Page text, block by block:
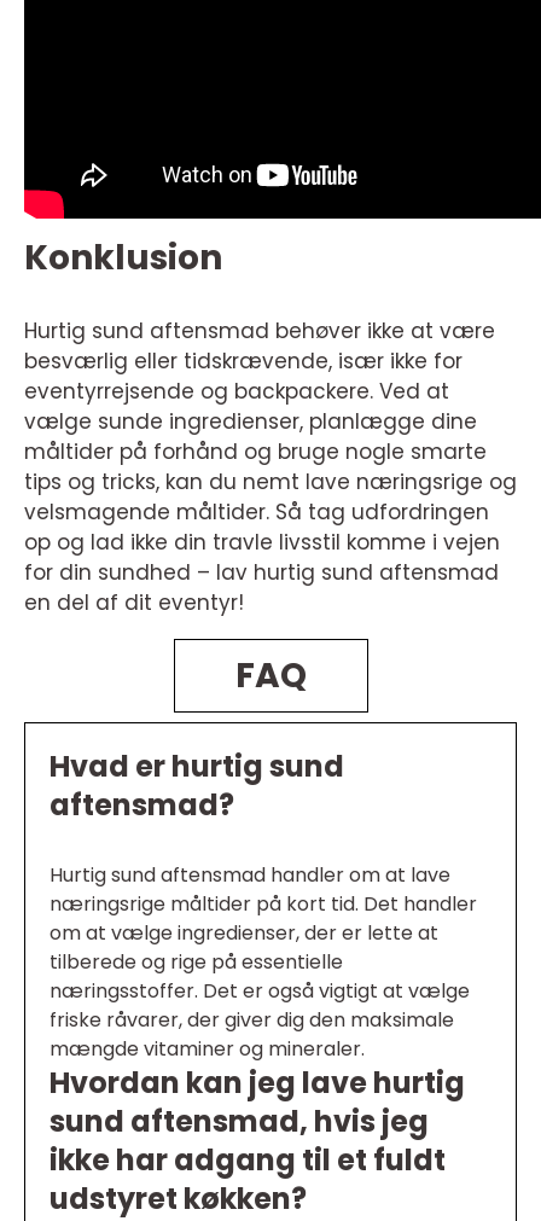
Konklusion
Hurtig sund aftensmad behøver ikke at være
besværlig eller tidskrævende, især ikke for
eventyrrejsende og backpackere. Ved at
vælge sunde ingredienser, planlægge dine
måltider på forhånd og bruge nogle smarte
tips og tricks, kan du nemt lave næringsrige og
velsmagende måltider. Så tag udfordringen
op og lad ikke din travle livsstil komme i vejen
for din sundhed – lav hurtig sund aftensmad
en del af dit eventyr!
FAQ
Hvad er hurtig sund
aftensmad?
Hurtig sund aftensmad handler om at lave
næringsrige måltider på kort tid. Det handler
om at vælge ingredienser, der er lette at
tilberede og rige på essentielle
næringsstoffer. Det er også vigtigt at vælge
friske råvarer, der giver dig den maksimale
mængde vitaminer og mineraler.
Hvordan kan jeg lave hurtig
sund aftensmad, hvis jeg
ikke har adgang til et fuldt
udstyret køkken?